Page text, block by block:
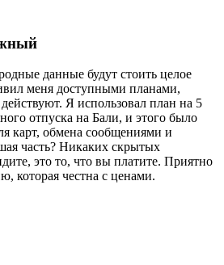
данные будут стоить целое
меня доступными планами,
Я использовал план на 5
отпуска на Бали, и этого было
карт, обмена сообщениями и
часть? Никаких скрытых
это то, что вы платите. Приятно
которая честна с ценами.